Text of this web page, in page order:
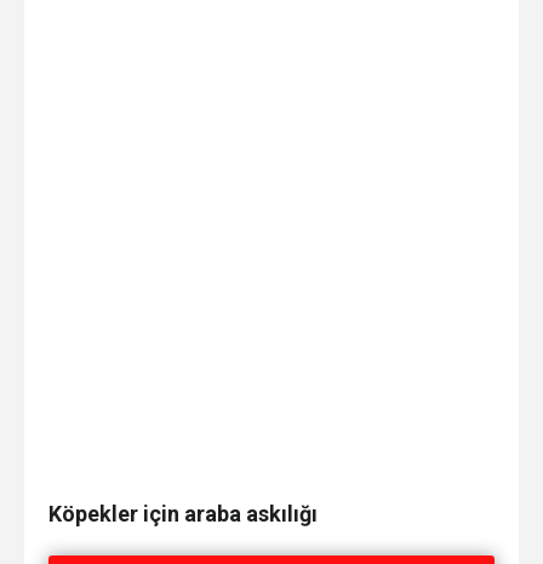
Köpekler için araba askılığı